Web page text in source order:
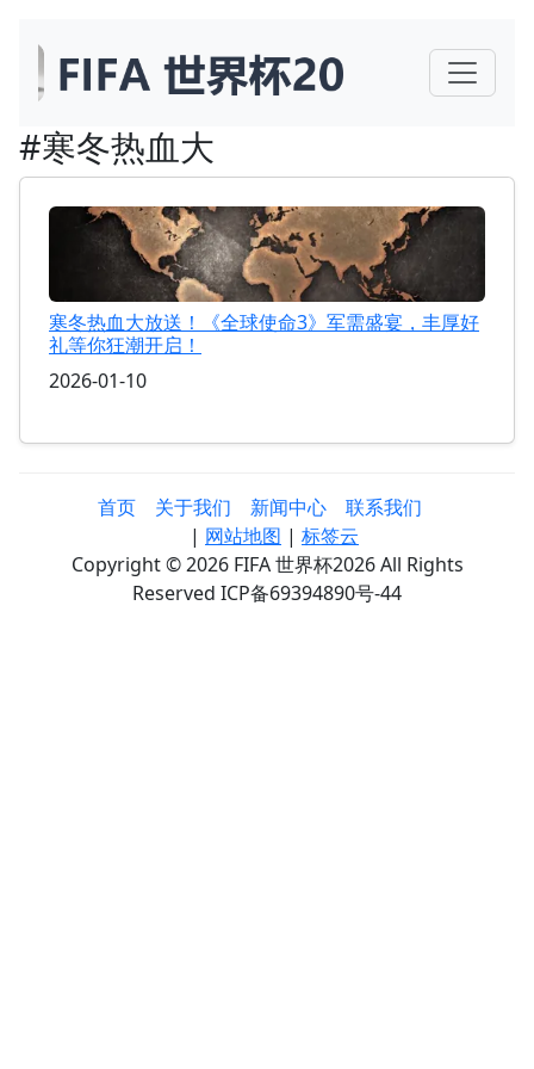
#寒冬热血大
寒冬热血大放送！《全球使命3》军需盛宴，丰厚好
礼等你狂潮开启！
2026-01-10
首页 关于我们 新闻中心
联系我们
| 网站地图 | 标签云
Copyright © 2026 FIFA 世界杯2026 All Rights
Reserved ICP备69394890号-44